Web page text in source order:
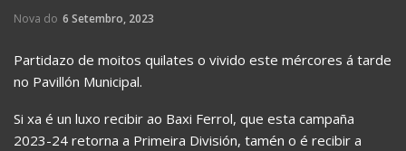
Nova do 6 Setembro, 2023
Partidazo de moitos quilates o vivido este mércores á tarde
no Pavillón Municipal.
Si xa é un luxo recibir ao Baxi Ferrol, que esta campaña
2023-24 retorna a Primeira División, tamén o é recibir a